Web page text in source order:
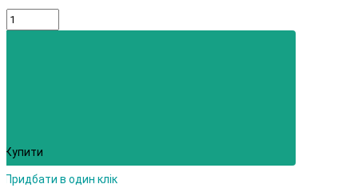
Купити
Придбати в один клік